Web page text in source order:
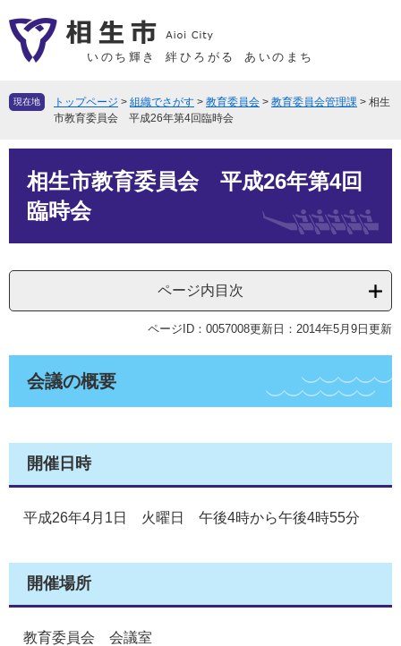
ー
先
ニ
を
へ
いのち輝き 絆ひろがる あいのまち
現在地 トップページ > 組織でさがす > 教育委員会 > 教育委員会管理課 > 相生
市教育委員会 平成26年第4回臨時会
相生市教育委員会 平成26年第4回
臨時会
ページ内目次
ページID：0057008更新日：2014年5月9日更新
会議の概要
開催日時
平成26年4月1日 火曜日 午後4時から午後4時55分
開催場所
教育委員会 会議室